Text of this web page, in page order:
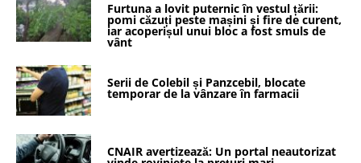
Furtuna a lovit puternic în vestul țării:
pomi căzuți peste mașini și fire de curent,
iar acoperișul unui bloc a fost smuls de
vânt
Serii de Colebil și Panzcebil, blocate
temporar de la vânzare în farmacii
CNAIR avertizează: Un portal neautorizat